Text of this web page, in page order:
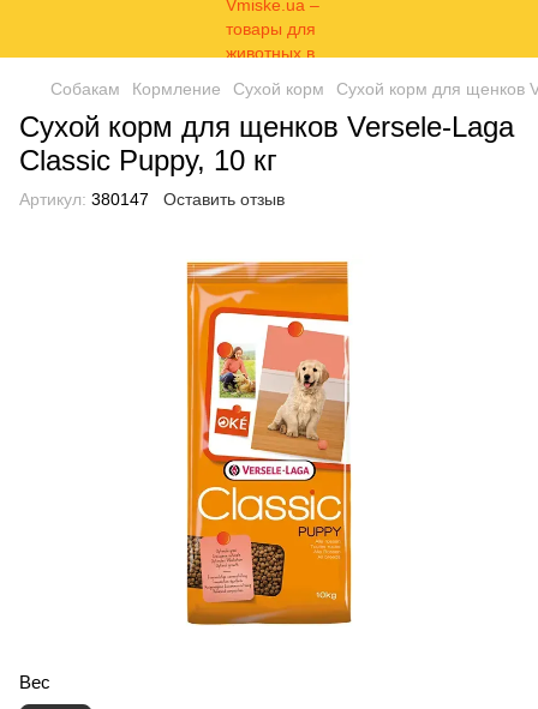
Собакам Кормление Сухой корм Сухой корм для щенков
Сухой корм для щенков Versele-Laga
Classic Puppy, 10 кг
Артикул: 380147 Оставить отзыв
Вес